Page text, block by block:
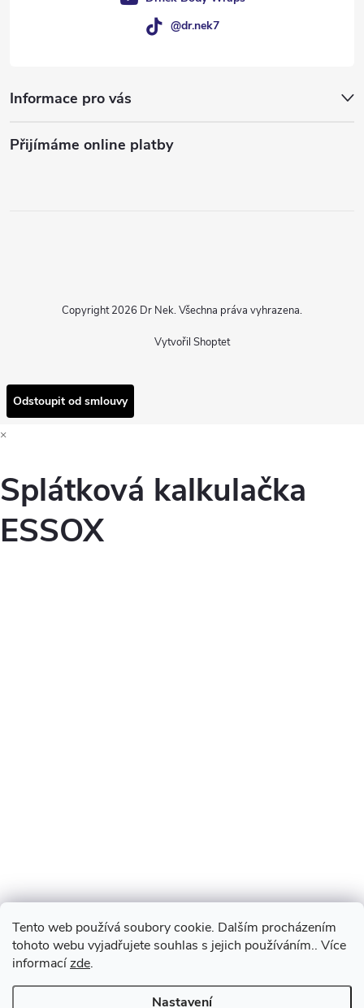
Tento web používá soubory cookie. Dalším procházením
tohoto webu vyjadřujete souhlas s jejich používáním.. Více
informacízde.
Nastavení
@dr.nek7
Informace pro vás
Přijímáme online platby
Vytvořil Shoptet
Copyright 2026 Dr Nek. Všechna práva vyhrazena.
Odstoupit od smlouvy
×
Splátková kalkulačka
ESSOX